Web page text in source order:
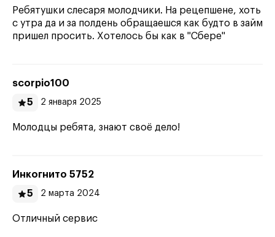
Ребятушки слесаря молодчики. На рецепшене, хоть
с утра да и за полдень обращаешся как будто в займ
пришел просить. Хотелось бы как в "Сбере"
scorpio100
5
2 января 2025
Молодцы ребята, знают своё дело!
Инкогнито 5752
5
2 марта 2024
Отличный сервис